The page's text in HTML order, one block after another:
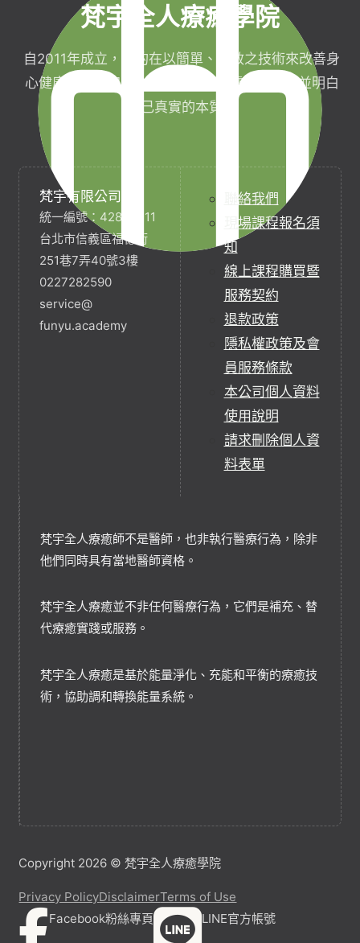
梵宇全人療癒學院
自2011年成立，目的在以簡單、有效之技術來改善身
心健康，協助完成生命目標與實現靈性生活，並明白
自己真實的本質。
梵宇有限公司
統一編號：42854211
台北市信義區福德街
251巷7弄40號3樓
0227282590
service@
funyu.academy
聯絡我們
現場課程報名須
知
線上課程購買暨
服務契約
退款政策
隱私權政策及會
員服務條款
本公司個人資料
使用說明
請求刪除個人資
料表單
梵宇全人療癒師不是醫師，也非執行醫療行為，除非
他們同時具有當地醫師資格。
梵宇全人療癒並不非任何醫療行為，它們是補充、替
代療癒實踐或服務。
梵宇全人療癒是基於能量淨化、充能和平衡的療癒技
術，協助調和轉換能量系統。
Copyright 2026 © 梵宇全人療癒學院
Privacy PolicyDisclaimerTerms of Use
Facebook粉絲專頁
LINE官方帳號